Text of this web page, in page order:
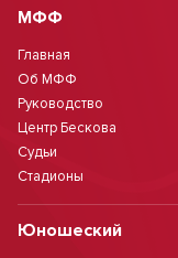
МФФ
Главная
Об МФФ
Руководство
Центр Бескова
Судьи
Стадионы
Юношеский